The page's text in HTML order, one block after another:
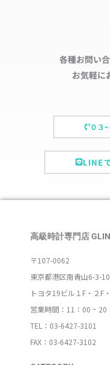
各種お問い
お気軽に
０３ｰ
LINE
高級時計専門店
〒107-0062
東京都港区南青山6-3-10
トヨタ19ビル１F・２F
営業時間：11：00 ~ 20
TEL：03-6427-3101
FAX：03-6427-3102